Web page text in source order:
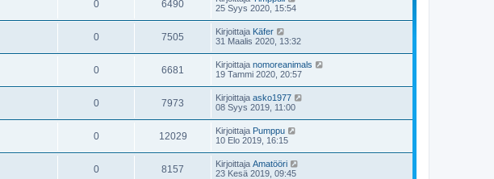
0 6490
25 Syys 2020, 15:54
0 7505 Kirjoittaja Käfer
31 Maalis 2020, 13:32
0 6681 Kirjoittaja nomoreanimals
19 Tammi 2020, 20:57
0 7973 Kirjoittaja asko1977
08 Syys 2019, 11:00
0 12029 Kirjoittaja Pumppu
10 Elo 2019, 16:15
0 8157 Kirjoittaja Amatööri
23 Kesä 2019, 09:45